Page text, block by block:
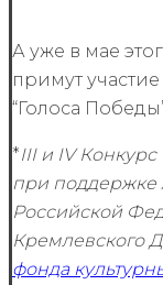
А уже в мае
примут
“Голоса
*III и IV Конкурс
при поддержке
Российской
Кремлевского
фонда